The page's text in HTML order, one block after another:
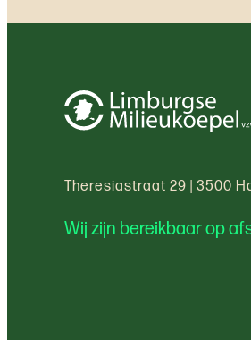
Theresiastraat 29 3500
Wij zijn bereikbaar op